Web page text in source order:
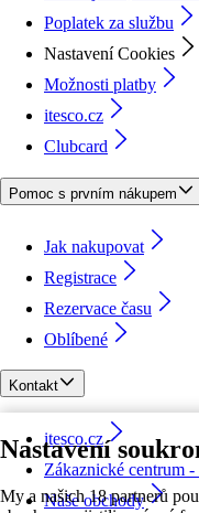
Nastavení
My a našich 18 partnerů
Poplatek za službu
Nastavení Cookies
Možnosti platby
itesco.cz
Clubcard
Pomoc s prvním nákupem
Jak nakupovat
Registrace
Rezervace času
Oblíbené
Kontakt
itesco.cz
Zákaznické centrum
Naše obchody